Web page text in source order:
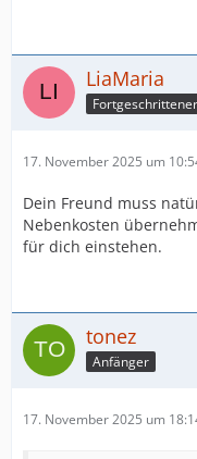
LiaMaria
Fortgeschrittener
17. November 2025 um
Dein Freund muss
Nebenkosten
für dich einstehen.
tonez
Anfänger
17. November 2025 um